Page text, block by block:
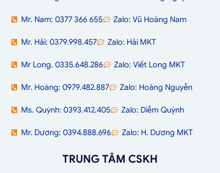
Mr. Nam: 0377 366 655 Zalo: Vũ Hoàng Nam
Mr. Hải: 0379.998.457 Zalo: Hải MKT
Mr Long. 0335.648.286 Zalo: Viết Long MKT
Mr. Hoàng: 0979.482.887 Zalo: Hoàng Nguyễn
Ms. Quỳnh: 0393.412.405 Zalo: Diễm Quỳnh
Mr. Dương: 0394.888.696 Zalo: H. Dương MKT
TRUNG TÂM CSKH